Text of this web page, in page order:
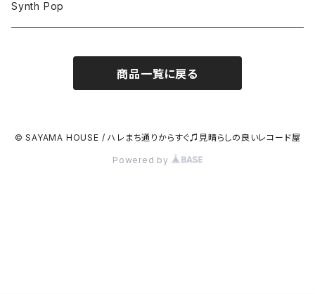
Synth Pop
商品一覧に戻る
© SAYAMA HOUSE / ハレまち通りからすぐ♫見晴らしの良いレコード屋
Powered by